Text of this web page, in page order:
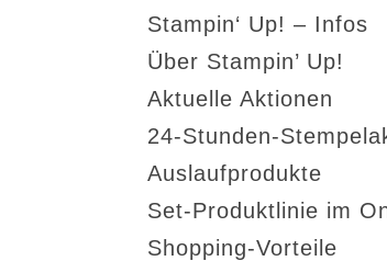
Stampin‘ Up! – Infos
Über Stampin’ Up!
Aktuelle Aktionen
24-Stunden-
Auslaufprodukte
Set-Produktlinie im
Shopping-Vorteile